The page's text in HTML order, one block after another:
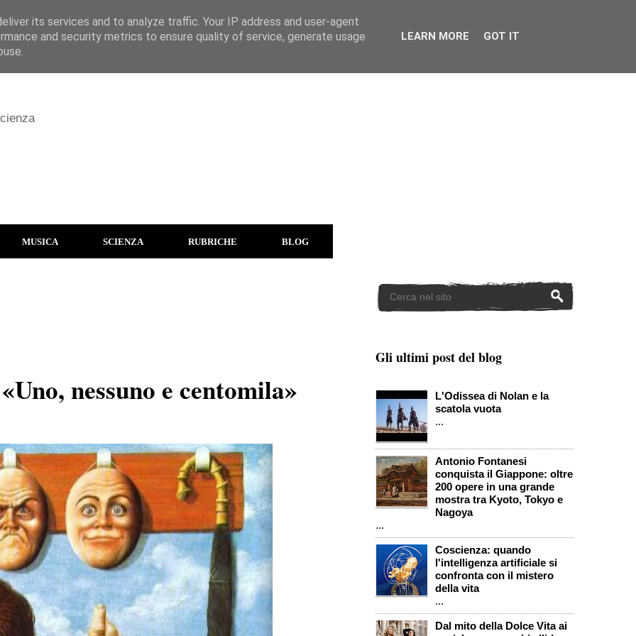
MUSICA SCIENZA RUBRICHE BLOG
nessuno e centomila»
Gli ultimi post del blog
L'Odissea di Nolan e la
scatola vuota
...
Antonio Fontanesi
conquista il Giappone: oltre
200 opere in una grande
mostra tra Kyoto, Tokyo e
Nagoya
...
Coscienza: quando
l'intelligenza artificiale si
confronta con il mistero
della vita
...
Dal mito della Dolce Vita ai
its services and to analyze traffic. Your IP address and user-agent
and security metrics to ensure quality of service, generate usage
LEARN MORE GOT IT